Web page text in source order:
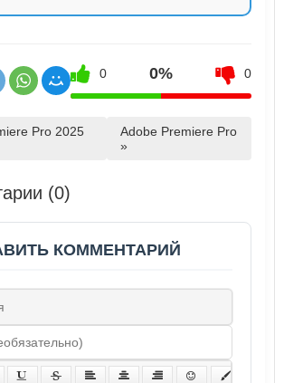
0 0% 0
Pro 2025
Adobe Premiere Pro
»
(0)
КОММЕНТАРИЙ